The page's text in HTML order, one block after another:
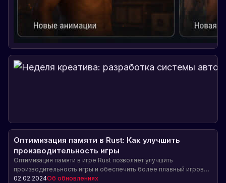
Оптимизация памяти в Rust: Как улучшить
производительность игры
Оптимизация памяти в игре Rust позволяет улучшить
производительность игры и обеспечить более плавный игровой
процесс. В последнем обновлении разработчики выполнили
02.02.2024Об обновлениях